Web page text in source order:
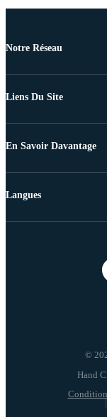
Notre Réseau
Liens Du Site
En Savoir Davantage
©
Langues